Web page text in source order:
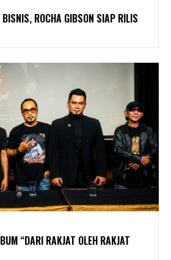
ROCHA GIBSON SIAP RILIS
“DARI RAKJAT OLEH RAKJAT